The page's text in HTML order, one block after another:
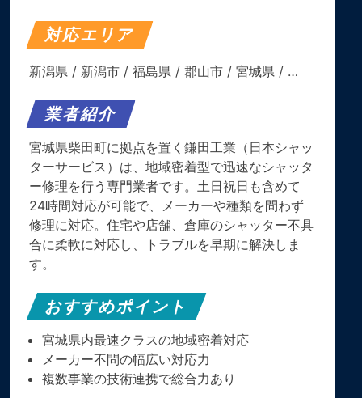
対応エリア
新潟県 / 新潟市 / 福島県 / 郡山市 / 宮城県 / …
業者紹介
宮城県柴田町に拠点を置く鎌田工業（日本シャッ
ターサービス）は、地域密着型で迅速なシャッタ
ー修理を行う専門業者です。土日祝日も含めて
24時間対応が可能で、メーカーや種類を問わず
修理に対応。住宅や店舗、倉庫のシャッター不具
合に柔軟に対応し、トラブルを早期に解決しま
す。
おすすめポイント
宮城県内最速クラスの地域密着対応
メーカー不問の幅広い対応力
複数事業の技術連携で総合力あり